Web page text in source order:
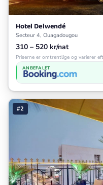
Hotel Delwendé
Secteur 4, Ouagadougou
310 – 520 kr/nat
Priserne er omtrentlige og varierer
ANBEFALET
#2